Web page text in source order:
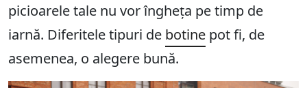
picioarele tale nu vor îngheța pe timp de
iarnă. Diferitele tipuri de botine pot fi, de
asemenea, o alegere bună.